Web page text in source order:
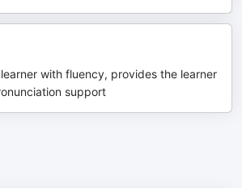
with fluency, provides the learner
support